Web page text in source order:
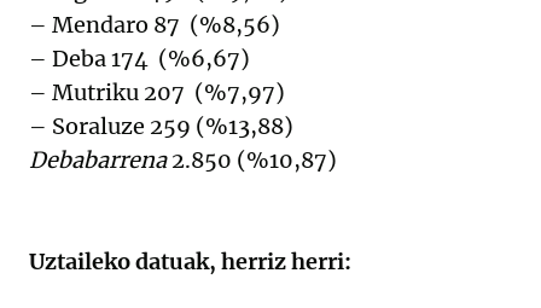
– Mendaro 87 (%8,56)
– Deba 174 (%6,67)
– Mutriku 207 (%7,97)
– Soraluze 259 (%13,88)
Debabarrena2.850 (%10,87)
Uztaileko datuak, herriz herri: